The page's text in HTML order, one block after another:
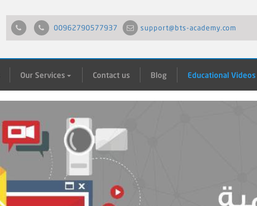
00962790577937 support@bts-academy.com
Our Services Contact us Blog Educational Videos